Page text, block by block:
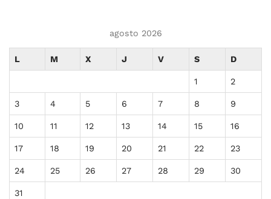
agosto 2026
L M X J V S D
1 2
3 4 5 6 7 8 9
10 11 12 13 14 15 16
17 18 19 20 21 22 23
24 25 26 27 28 29 30
31